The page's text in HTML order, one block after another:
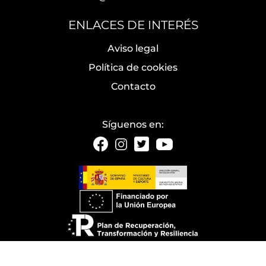
ENLACES DE INTERÉS
Aviso legal
Política de cookies
Contacto
Síguenos en: